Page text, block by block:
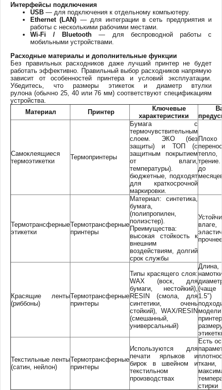
Интерфейсы подключения
USB — для подключения к отдельному компьютеру.
Ethernet (LAN) — для интеграции в сеть предприятия и
работы с несколькими рабочими местами.
Wi-Fi / Bluetooth — для беспроводной работы с
мобильными устройствами.
Расходные материалы и дополнительные функции
Без правильных расходников даже лучший принтер не будет
работать эффективно. Правильный выбор расходников напрямую
зависит от особенностей принтера и условий эксплуатации.
Убедитесь, что размеры этикеток и диаметр втулки
рулона (обычно 25, 40 или 76 мм) соответствуют спецификациям
устройства.
Материал
Принтер
Ключевые
характеристики
Самоклеящиеся
термоэтикетки
Термопринтеры
Бумага с
термочувствительным
слоем. ЭКО (без
защиты) и ТОП (с
защитным покрытием
от влаги,
температуры).
бюджетные, подходят
для краткосрочной
маркировки.
Плохо
до
Термотрансферные
этикетки
Термотрансферные
принтеры
Материал: синтетика,
бумага,
(полипропилен,
полиэстер).
Преимущества:
высокая стойкость к
внешним
воздействиям, долгий
срок службы
влаге,
Красящие ленты
(риббоны)
Термотрансферные
принтеры
Типы красящего слоя:
WAX (воск, для
бумаги, нестойкий),
RESIN (смола, для
синтетики, очень
стойкий), WAX/RESIN
(смешанный,
универсальный)
(чаще
1.5″)
модели
Текстильные ленты
(сатин, нейлон)
Термотрансферные
принтеры
Используются для
печати ярлыков и
бирок в швейном и
текстильном
производствах
Есть
ткани,
стирки